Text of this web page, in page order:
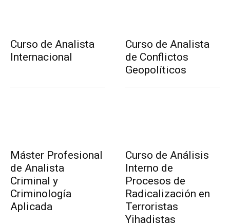
Curso de Analista
Internacional
Curso de Analista
de Conflictos
Geopolíticos
Máster Profesional
de Analista
Criminal y
Criminología
Aplicada
Curso de Análisis
Interno de
Procesos de
Radicalización en
Terroristas
Yihadistas